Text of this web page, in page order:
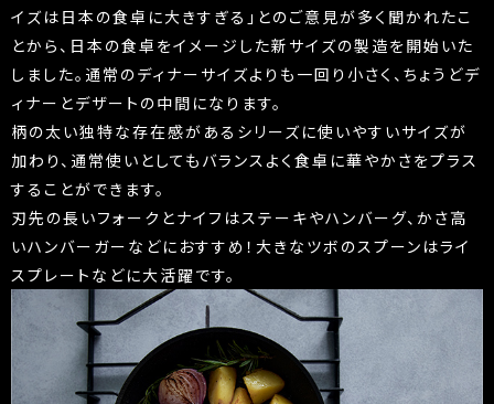
イズは日本の食卓に大きすぎる」とのご意見が多く聞かれたこ
とから、日本の食卓をイメージした新サイズの製造を開始いた
しました。通常のディナーサイズよりも一回り小さく、ちょうどデ
ィナーとデザートの中間になります。
柄の太い独特な存在感があるシリーズに使いやすいサイズが
加わり、通常使いとしてもバランスよく食卓に華やかさをプラス
することができます。
刃先の長いフォークとナイフはステーキやハンバーグ、かさ高
いハンバーガーなどにおすすめ！大きなツボのスプーンはライ
スプレートなどに大活躍です。